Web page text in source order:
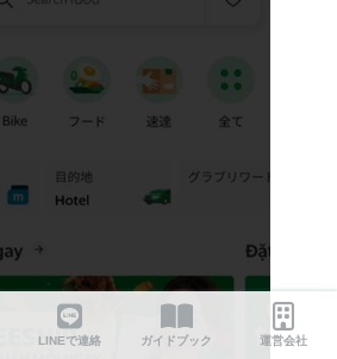
LINEで連絡 ガイドブック 運営会社